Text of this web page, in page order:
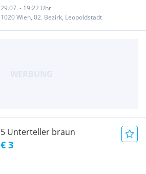
29.07. - 19:22 Uhr
1020 Wien, 02. Bezirk, Leopoldstadt
5 Unterteller braun
€ 3